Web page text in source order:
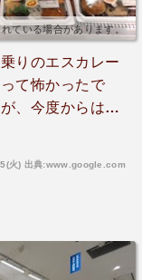
ている場合があります。
りのエスカレー
て怖かったで
、今度からはエ
す。お惣菜が豊
火) 出典:www.google.com